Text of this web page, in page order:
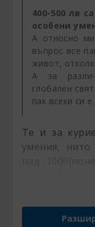
400-500 лв
особени
А относно
въпрос все
живот,
А за
глобален
пак всеки си
Te и за
умения,
дадена
работа се